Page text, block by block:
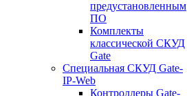
предустановленным
ПО
Комплекты
классической СКУД
Gate
Специальная СКУД Gate-
IP-Web
Контроллеры Gate-